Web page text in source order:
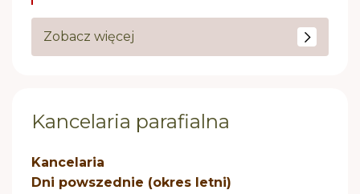
Zobacz więcej
Kancelaria parafialna
Kancelaria
Dni powszednie (okres letni)